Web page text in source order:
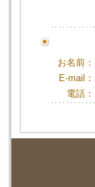
お名前：
E-mail：
電話：